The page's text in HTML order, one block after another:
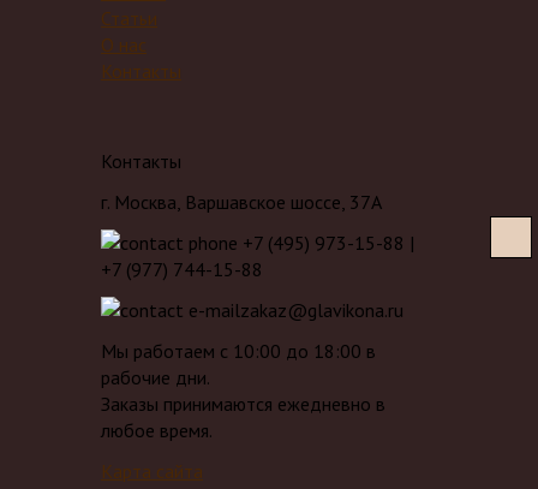
Статьи
О нас
Контакты
Контакты
г. Москва, Варшавское шоссе, 37А
+7 (495) 973-15-88 |
+7 (977) 744-15-88
zakaz@glavikona.ru
Мы работаем с 10:00 до 18:00 в
рабочие дни.
Заказы принимаются ежедневно в
любое время.
Карта сайта